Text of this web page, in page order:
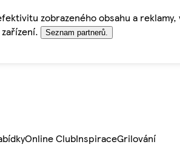
zobrazeného obsahu a
Seznam partnerů.
Online ClubInspiraceGrilování